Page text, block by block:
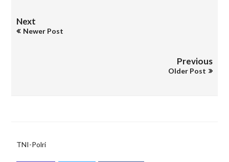
Next
Newer Post
Previous
Older Post
TNI-Polri